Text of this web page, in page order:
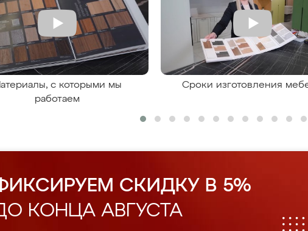
с которыми мы
работаем
Сроки изготовления
СКИДКУ В 5%
КОНЦА АВГУСТА